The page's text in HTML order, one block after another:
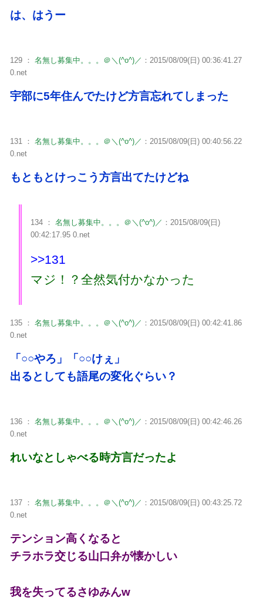
は、はうー
129 ： 名無し募集中。。。＠＼(^o^)／ ：2015/08/09(日) 00:36:41.27
0.net
宇部に5年住んでたけど方言忘れてしまった
131 ： 名無し募集中。。。＠＼(^o^)／ ：2015/08/09(日) 00:40:56.22
0.net
もともとけっこう方言出てたけどね
134 ： 名無し募集中。。。＠＼(^o^)／ ：2015/08/09(日)
00:42:17.95 0.net
>>131
マジ！？全然気付かなかった
135 ： 名無し募集中。。。＠＼(^o^)／ ：2015/08/09(日) 00:42:41.86
0.net
「○○やろ」「○○けぇ」
出るとしても語尾の変化ぐらい？
136 ： 名無し募集中。。。＠＼(^o^)／ ：2015/08/09(日) 00:42:46.26
0.net
れいなとしゃべる時方言だったよ
137 ： 名無し募集中。。。＠＼(^o^)／ ：2015/08/09(日) 00:43:25.72
0.net
テンション高くなると
チラホラ交じる山口弁が懐かしい
我を失ってるさゆみんw